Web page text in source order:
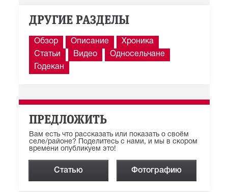
ДРУГИЕ РАЗДЕЛЫ
Обзор Описание
Хроника
Статьи
Видео
Односельчане
Годекан
ПРЕДЛОЖИТЬ
Вам есть что рассказать или показать о своём
селе/районе? Поделитесь с нами, и мы в скором
времени опубликуем это!
Статью Фотографию